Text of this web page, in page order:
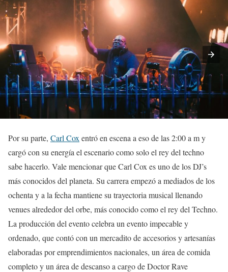
Por su parte, Carl Cox entró en escena a eso de las 2:00 a m y
cargó con su energía el escenario como solo el rey del techno
sabe hacerlo. Vale mencionar que Carl Cox es uno de los DJ’s
más conocidos del planeta. Su carrera empezó a mediados de los
ochenta y a la fecha mantiene su trayectoria musical llenando
venues alrededor del orbe, más conocido como el rey del Techno.
La producción del evento celebra un evento impecable y
ordenado, que contó con un mercadito de accesorios y artesanías
elaboradas por emprendimientos nacionales, un área de comida
completo y un área de descanso a cargo de Doctor Rave